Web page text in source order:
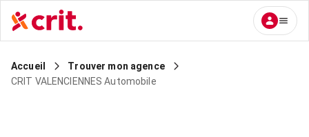
Accueil
Trouver mon agence
CRIT VALENCIENNES Automobile